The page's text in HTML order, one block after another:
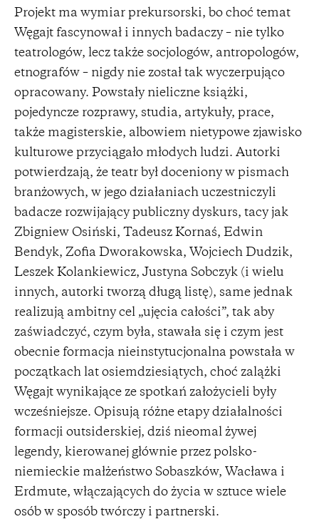
Projekt ma wymiar prekursorski, bo choć temat
Węgajt fascynował i innych badaczy – nie tylko
teatrologów, lecz także socjologów, antropologów,
etnografów – nigdy nie został tak wyczerpująco
opracowany. Powstały nieliczne książki,
pojedyncze rozprawy, studia, artykuły, prace,
także magisterskie, albowiem nietypowe zjawisko
kulturowe przyciągało młodych ludzi. Autorki
potwierdzają, że teatr był doceniony w pismach
branżowych, w jego działaniach uczestniczyli
badacze rozwijający publiczny dyskurs, tacy jak
Zbigniew Osiński, Tadeusz Kornaś, Edwin
Bendyk, Zofia Dworakowska, Wojciech Dudzik,
Leszek Kolankiewicz, Justyna Sobczyk (i wielu
innych, autorki tworzą długą listę), same jednak
realizują ambitny cel „ujęcia całości”, tak aby
zaświadczyć, czym była, stawała się i czym jest
obecnie formacja nieinstytucjonalna powstała w
początkach lat osiemdziesiątych, choć zalążki
Węgajt wynikające ze spotkań założycieli były
wcześniejsze. Opisują różne etapy działalności
formacji outsiderskiej, dziś nieomal żywej
legendy, kierowanej głównie przez polsko-
niemieckie małżeństwo Sobaszków, Wacława i
Erdmute, włączających do życia w sztuce wiele
osób w sposób twórczy i partnerski.